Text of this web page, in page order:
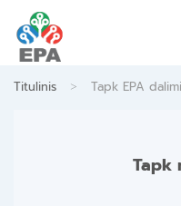
content
Titulinis > Tapk EPA dalimi
Tapk